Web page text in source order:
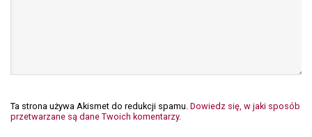
Ta strona używa Akismet do redukcji spamu. Dowiedz się, w jaki sposób
przetwarzane są dane Twoich komentarzy.